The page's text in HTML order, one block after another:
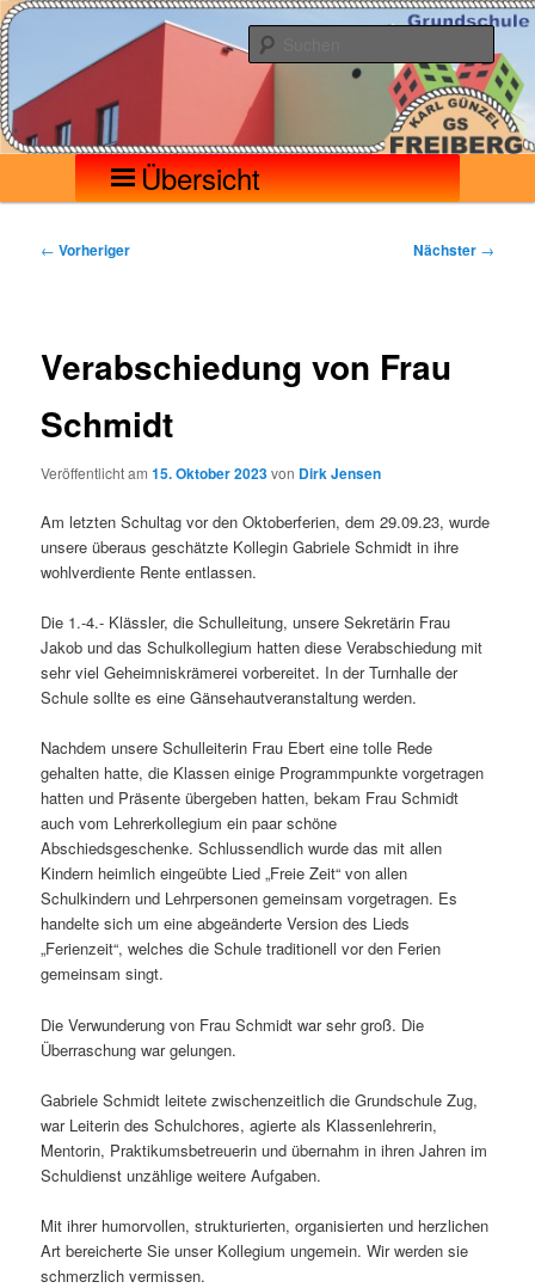
Zum
primären
Inhalt
springen
Grundschule Karl Günzel
Seilerberg – Freiberg
Hauptmenü Übersicht
Beitragsnavigation
← Vorheriger Nächster →
Verabschiedung von Frau
Schmidt
Veröffentlicht am15. Oktober 2023von Dirk Jensen
Am letzten Schultag vor den Oktoberferien, dem 29.09.23, wurde
unsere überaus geschätzte Kollegin Gabriele Schmidt in ihre
wohlverdiente Rente entlassen.
Die 1.-4.- Klässler, die Schulleitung, unsere Sekretärin Frau
Jakob und das Schulkollegium hatten diese Verabschiedung mit
sehr viel Geheimniskrämerei vorbereitet. In der Turnhalle der
Schule sollte es eine Gänsehautveranstaltung werden.
Nachdem unsere Schulleiterin Frau Ebert eine tolle Rede
gehalten hatte, die Klassen einige Programmpunkte vorgetragen
hatten und Präsente übergeben hatten, bekam Frau Schmidt
auch vom Lehrerkollegium ein paar schöne
Abschiedsgeschenke. Schlussendlich wurde das mit allen
Kindern heimlich eingeübte Lied „Freie Zeit“ von allen
Schulkindern und Lehrpersonen gemeinsam vorgetragen. Es
handelte sich um eine abgeänderte Version des Lieds
„Ferienzeit“, welches die Schule traditionell vor den Ferien
gemeinsam singt.
Die Verwunderung von Frau Schmidt war sehr groß. Die
Überraschung war gelungen.
Gabriele Schmidt leitete zwischenzeitlich die Grundschule Zug,
war Leiterin des Schulchores, agierte als Klassenlehrerin,
Mentorin, Praktikumsbetreuerin und übernahm in ihren Jahren im
Schuldienst unzählige weitere Aufgaben.
Mit ihrer humorvollen, strukturierten, organisierten und herzlichen
Art bereicherte Sie unser Kollegium ungemein. Wir werden sie
schmerzlich vermissen.